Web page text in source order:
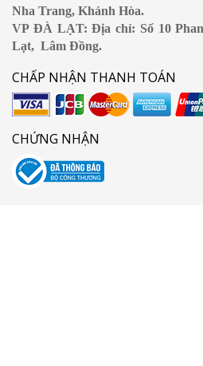
Nha Trang, Khánh Hòa.
VP ĐÀ LẠT: Địa chỉ: Số 10
Lạt, Lâm Đồng.
CHẤP NHẬN THANH TOÁN
CHỨNG NHẬN